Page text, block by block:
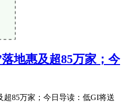
地惠及超85万家；今
85万家；今日导读：低GI将送